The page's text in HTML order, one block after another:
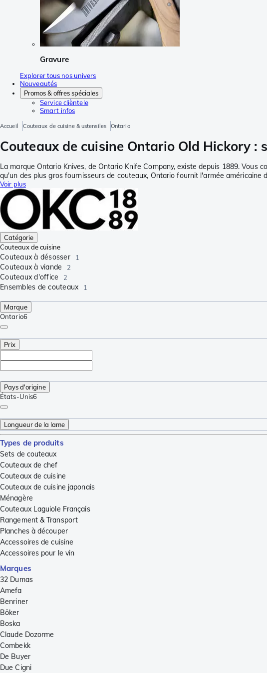
Gravure
Explorer tous nos univers
Nouveautés
Promos & offres spéciales
Service clièntele
Smart infos
Accueil Couteaux de cuisine & ustensiles Ontario
Couteaux de cuisine Ontario Old Hickory
La marque Ontario Knives, de Ontario Knife Company, existe depuis 1889.
qu'un des plus gros fournisseurs de couteaux, Ontario fournit l'armée américaine
Voir plus
Catégorie
Couteaux de cuisine
Couteaux à désosser 1
Couteaux à viande 2
Couteaux d'office 2
Ensembles de couteaux 1
Marque
Ontario6
Prix
Pays d'origine
États-Unis6
Longueur de la lame
Types de produits
Sets de couteaux
Couteaux de chef
Couteaux de cuisine
Couteaux de cuisine japonais
Ménagère
Couteaux Laguiole Français
Rangement & Transport
Planches à découper
Accessoires de cuisine
Accessoires pour le vin
Marques
32 Dumas
Amefa
Benriner
Böker
Boska
Claude Dozorme
Combekk
De Buyer
Due Cigni